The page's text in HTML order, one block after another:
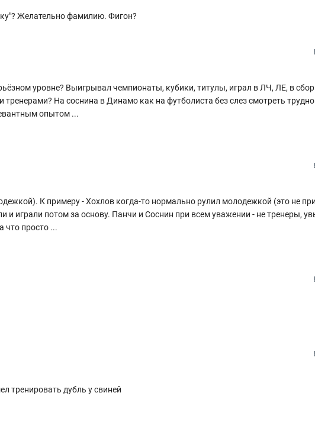
Желательно фамилию. Фигон?
уровне? Выигрывал чемпионаты, кубики, титулы, играл в ЛЧ, ЛЕ, в
На соснина в Динамо как на футболиста без слез смотреть
опытом...
К примеру - Хохлов когда-то нормально рулил молодежкой (это не
и играли потом за основу. Панчи и Соснин при всем уважении - не тренеры,
что просто...
тренировать дубль у свиней